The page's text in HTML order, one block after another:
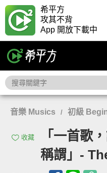
希平方
攻其不背
App 開放下載中
音樂 Musics / 初級
收藏
「一首歌
稱謂」-